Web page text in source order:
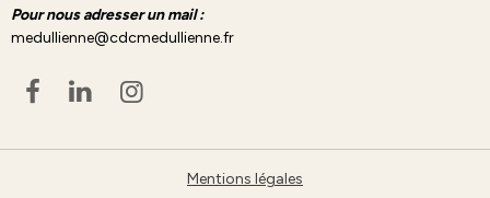
Pour nous adresser un mail :
medullienne@cdcmedullienne.fr
Mentions légales